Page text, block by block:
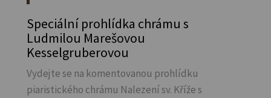
Speciální prohlídka chrámu s
Ludmilou Marešovou
Kesselgruberovou
Vydejte se na komentovanou prohlídku
piaristického chrámu Nalezení sv. Kříže s